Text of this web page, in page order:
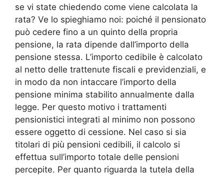
se vi state chiedendo come viene calcolata la
rata? Ve lo spieghiamo noi: poiché il pensionato
può cedere fino a un quinto della propria
pensione, la rata dipende dall’importo della
pensione stessa. L’importo cedibile è calcolato
al netto delle trattenute fiscali e previdenziali, e
in modo da non intaccare l’importo della
pensione minima stabilito annualmente dalla
legge. Per questo motivo i trattamenti
pensionistici integrati al minimo non possono
essere oggetto di cessione. Nel caso si sia
titolari di più pensioni cedibili, il calcolo si
effettua sull’importo totale delle pensioni
percepite. Per quanto riguarda la tutela della